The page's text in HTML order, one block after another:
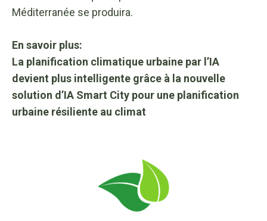
Méditerranée se produira.
En savoir plus:
La planification climatique urbaine par l’IA
devient plus intelligente grâce à la nouvelle
solution d’IA Smart City pour une planification
urbaine résiliente au climat